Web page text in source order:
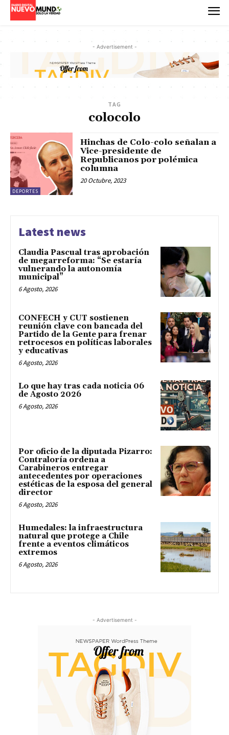
- Advertisement -
TAG
colocolo
DEPORTES
Hinchas de Colo-colo señalan a
Vice-presidente de
Republicanos por polémica
columna
20 Octubre, 2023
Latest news
Claudia Pascual tras aprobación
de megarreforma: “Se estaría
vulnerando la autonomía
municipal”
6 Agosto, 2026
CONFECH y CUT sostienen
reunión clave con bancada del
Partido de la Gente para frenar
retrocesos en políticas laborales
y educativas
6 Agosto, 2026
Lo que hay tras cada noticia 06
de Agosto 2026
6 Agosto, 2026
Por oficio de la diputada Pizarro:
Contraloría ordena a
Carabineros entregar
antecedentes por operaciones
estéticas de la esposa del general
director
6 Agosto, 2026
Humedales: la infraestructura
natural que protege a Chile
frente a eventos climáticos
extremos
6 Agosto, 2026
- Advertisement -